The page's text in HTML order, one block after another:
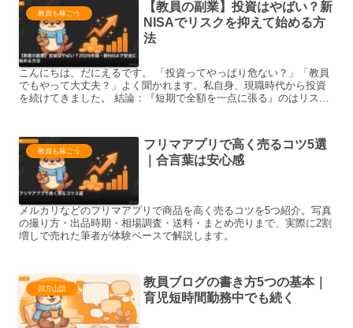
教員も稼ごう
【教員の副業】投資はやばい？新
NISAでリスクを抑えて始める方
法
こんにちは、だにえるです。 「投資ってやっぱり危ない？」「教員
でもやって大丈夫？」よく聞かれます。私自身、現職時代から投資
を続けてきました。 結論：『短期で全額を一点に張る』のはリスク
教員も稼ごう
フリマアプリで高く売るコツ5選
｜合言葉は安心感
メルカリなどのフリマアプリで商品を高く売るコツを5つ紹介。写真
の撮り方・出品時期・相場調査・送料・まとめ売りまで、実際に2割
増しで売れた筆者が体験ベースで解説します。
四方山話
教員ブログの書き方5つの基本｜
育児短時間勤務中でも続く